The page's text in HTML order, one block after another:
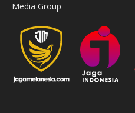
Media Group